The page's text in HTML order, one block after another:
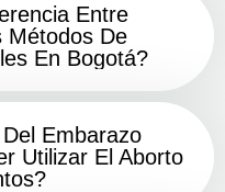
Entre
Métodos De
En Bogotá?
Embarazo
Utilizar El Aborto